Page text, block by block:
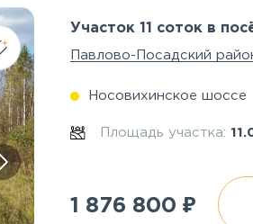
Участок 11 соток в
Павлово-Посадский
Носовихинское шоссе
Площадь участка:
1 876 800 ₽